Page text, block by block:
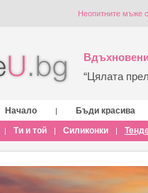
Неопитните мъже
“Цялата
Начало | Бъди красива
| Ти и той | Силиконки |